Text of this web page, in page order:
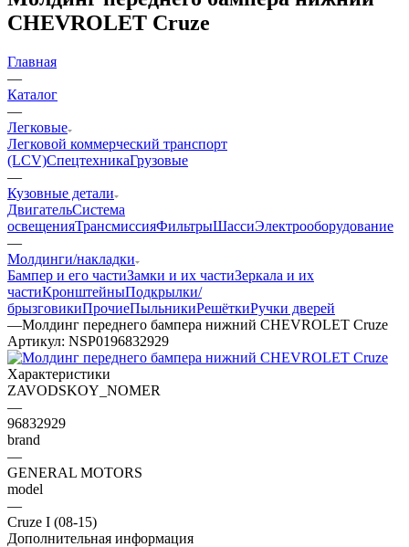
CHEVROLET Cruze
Главная
—
Каталог
—
Легковые
Легковой коммерческий транспорт
(LCV)СпецтехникаГрузовые
—
Кузовные детали
ДвигательСистема
освещенияТрансмиссияФильтрыШассиЭлектрооборудование
—
Молдинги/накладки
Бампер и его частиЗамки и их частиЗеркала и их
частиКронштейныПодкрылки/
брызговикиПрочиеПыльникиРешёткиРучки дверей
—Молдинг переднего бампера нижний CHEVROLET Cruze
Артикул: NSP0196832929
Характеристики
ZAVODSKOY_NOMER
—
96832929
brand
—
GENERAL MOTORS
model
—
Cruze I (08-15)
Дополнительная информация